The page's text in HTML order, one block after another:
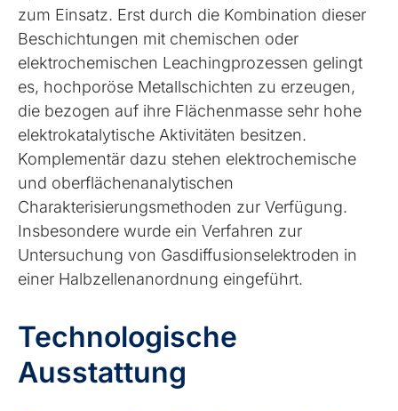
zum Einsatz. Erst durch die Kombination dieser
Beschichtungen mit chemischen oder
elektrochemischen Leachingprozessen gelingt
es, hochporöse Metallschichten zu erzeugen,
die bezogen auf ihre Flächenmasse sehr hohe
elektrokatalytische Aktivitäten besitzen.
Komplementär dazu stehen elektrochemische
und oberflächenanalytischen
Charakterisierungsmethoden zur Verfügung.
Insbesondere wurde ein Verfahren zur
Untersuchung von Gasdiffusionselektroden in
einer Halbzellenanordnung eingeführt.
Technologische
Ausstattung